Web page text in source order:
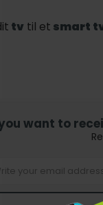
tv til et smart
want to